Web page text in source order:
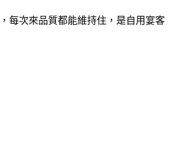
每次來品質都能維持住，是自用宴客